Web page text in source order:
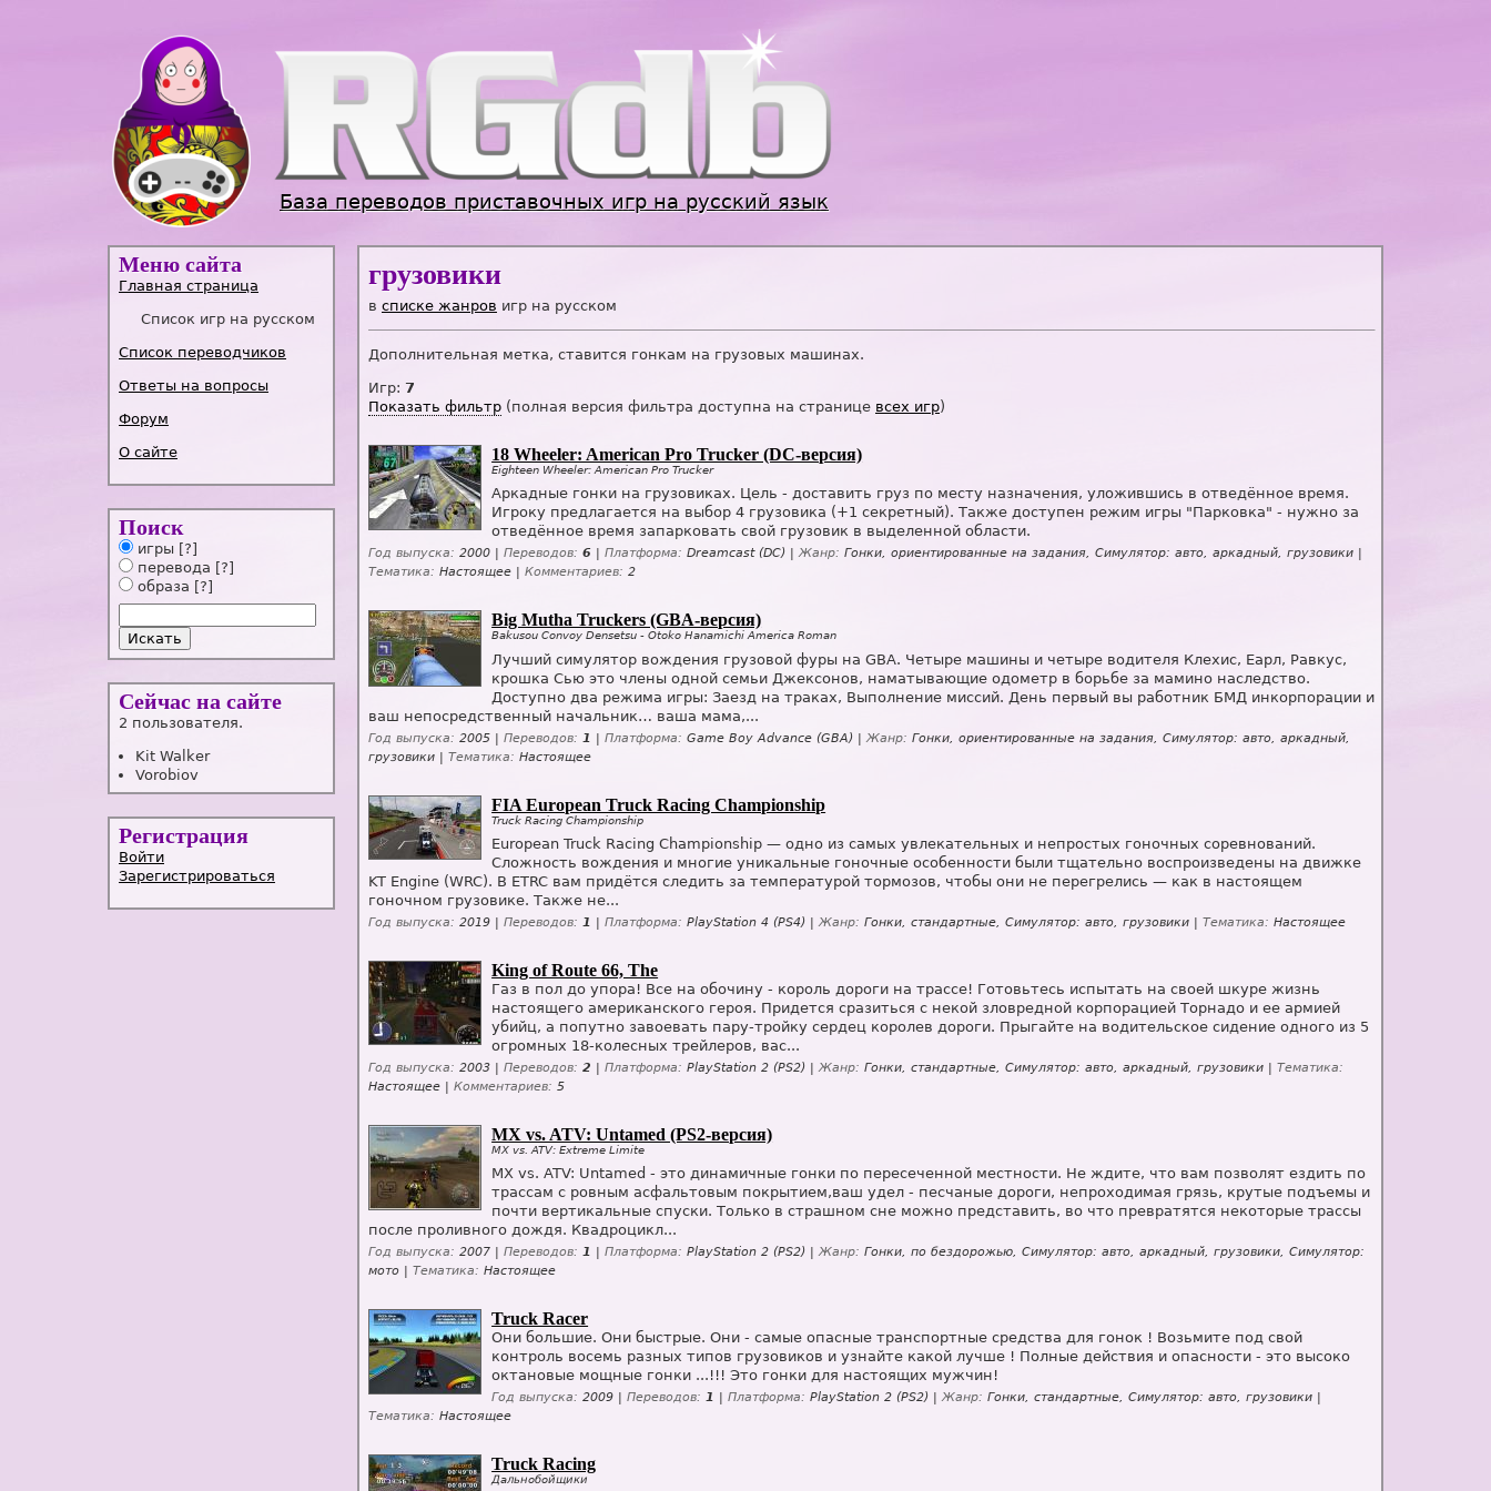
База переводов приставочных игр на русский язык
Меню сайта
Главная страница
Список игр на русском
Список переводчиков
Ответы на вопросы
Форум
О сайте
Поиск
игры [?]
перевода [?]
образа [?]
Сейчас на сайте
2 пользователя.
Kit Walker
Vorobiov
Регистрация
Войти
Зарегистрироваться
грузовики
в списке жанров игр на русском
Дополнительная метка, ставится гонкам на грузовых машинах.
Игр: 7
Показать фильтр (полная версия фильтра доступна на странице всех игр)
18 Wheeler: American Pro Trucker (DC-версия)
Eighteen Wheeler: American Pro Trucker
Аркадные гонки на грузовиках. Цель - доставить груз по месту назначения, уложившись в отведённое время.
Игроку предлагается на выбор 4 грузовика (+1 секретный). Также доступен режим игры "Парковка" - нужно за
отведённое время запарковать свой грузовик в выделенной области.
Год выпуска: 2000 | Переводов: 6 Платформа: Dreamcast (DC) |Жанр: Гонки, ориентированные на задания, Симулятор: авто, аркадный, грузовики |
Тематика: Настоящее | Комментариев: 2
Big Mutha Truckers (GBA-версия)
Bakusou Convoy Densetsu - Otoko Hanamichi America Roman
Лучший симулятор вождения грузовой фуры на GBA. Четыре машины и четыре водителя Клехис, Еарл, Равкус,
крошка Сью это члены одной семьи Джексонов, наматывающие одометр в борьбе за мамино наследство.
Доступно два режима игры: Заезд на траках, Выполнение миссий. День первый вы работник БМД инкорпорации и
ваш непосредственный начальник… ваша мама,...
Год выпуска: 2005 | Переводов: 1 | Платформа: Game Boy Advance (GBA) |Жанр: Гонки, ориентированные на задания, Симулятор: авто, аркадный,
грузовики | Тематика: Настоящее
FIA European Truck Racing Championship
Truck Racing Championship
European Truck Racing Championship — одно из самых увлекательных и непростых гоночных соревнований.
Сложность вождения и многие уникальные гоночные особенности были тщательно воспроизведены на движке
KT Engine (WRC). В ETRC вам придётся следить за температурой тормозов, чтобы они не перегрелись — как в настоящем
гоночном грузовике. Также не...
Год выпуска: 2019 | Переводов: 1 | Платформа: PlayStation 4 (PS4) |Жанр: Гонки, стандартные, Симулятор: авто, грузовики | Тематика: Настоящее
King of Route 66, The
Газ в пол до упора! Все на обочину - король дороги на трассе! Готовьтесь испытать на своей шкуре жизнь
настоящего американского героя. Придется сразиться с некой зловредной корпорацией Торнадо и ее армией
убийц, а попутно завоевать пару-тройку сердец королев дороги. Прыгайте на водительское сидение одного из 5
огромных 18-колесных трейлеров, вас...
Год выпуска: 2003 | Переводов: 2 | Платформа: PlayStation 2 (PS2) |Жанр: Гонки, стандартные, Симулятор: авто, аркадный, грузовики | Тематика:
Настоящее | Комментариев: 5
MX vs. ATV: Untamed (PS2-версия)
MX vs. ATV: Extreme Limite
MX vs. ATV: Untamed - это динамичные гонки по пересеченной местности. Не ждите, что вам позволят ездить по
трассам с ровным асфальтовым покрытием,ваш удел - песчаные дороги, непроходимая грязь, крутые подъемы и
почти вертикальные спуски. Только в страшном сне можно представить, во что превратятся некоторые трассы
после проливного дождя. Квадроцикл...
Год выпуска: 2007 | Переводов: 1 Платформа: PlayStation 2 (PS2) |Жанр: Гонки, по бездорожью, Симулятор: авто, аркадный, грузовики, Симулятор:
мото | Тематика: Настоящее
Truck Racer
Они большие. Они быстрые. Они - самые опасные транспортные средства для гонок ! Возьмите под свой
контроль восемь разных типов грузовиков и узнайте какой лучше ! Полные действия и опасности - это высоко
октановые мощные гонки ...!!! Это гонки для настоящих мужчин!
Год выпуска: 2009 |Переводов: 1 |Платформа: PlayStation 2 (PS2) |Жанр: Гонки, стандартные, Симулятор: авто, грузовики |
Тематика: Настоящее
Truck Racing
Дальнобойщики